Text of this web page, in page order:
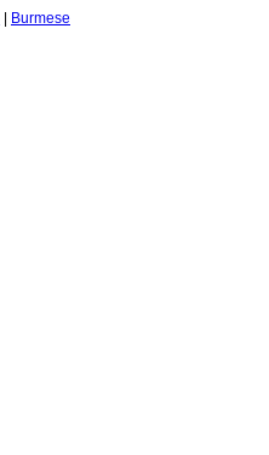
Burmese